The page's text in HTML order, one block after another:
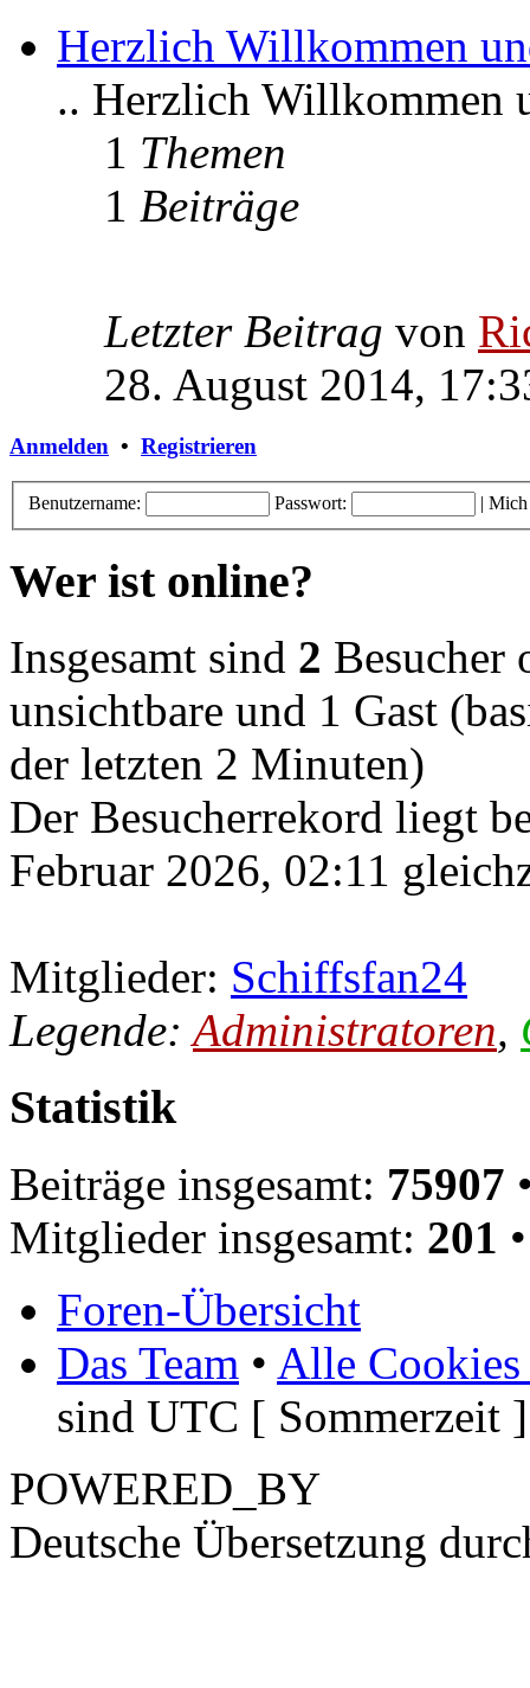
Herzlich Willkommen
.. Herzlich Willkommen
1 Themen
1 Beiträge
Letzter Beitrag von
28. August 2014,
Anmelden • Registrieren
Benutzername: Passwort: | Mich
Wer ist online?
Insgesamt sind 2 Besucher
unsichtbare und 1 Gast
der letzten 2 Minuten)
Der Besucherrekord liegt
Februar 2026, 02:11
Mitglieder: Schiffsfan24
Legende:Administratoren,
Statistik
Beiträge insgesamt: 75907
Mitglieder insgesamt: 201
Foren-Übersicht
Das Team • Alle Cookies
sind UTC [ Sommerzeit ]
POWERED_BY
Deutsche Übersetzung